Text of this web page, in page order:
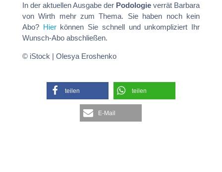
In der aktuellen Ausgabe der Podologie verrät Barbara
von Wirth mehr zum Thema. Sie haben noch kein
Abo? Hierkönnen Sie schnell und unkompliziert Ihr
Wunsch-Abo abschließen.
© iStock | Olesya Eroshenko
teilen teilen
E-Mail